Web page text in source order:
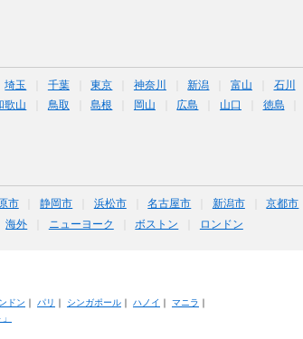
埼玉 千葉 東京 神奈川 新潟 富山 石川
歌山 鳥取 島根 岡山 広島 山口 徳島
市 静岡市 浜松市 名古屋市 新潟市 京都市
海外 ニューヨーク ボストン ロンドン
ドン ｜ パリ ｜ シンガポール｜ ハノイ ｜ マニラ ｜